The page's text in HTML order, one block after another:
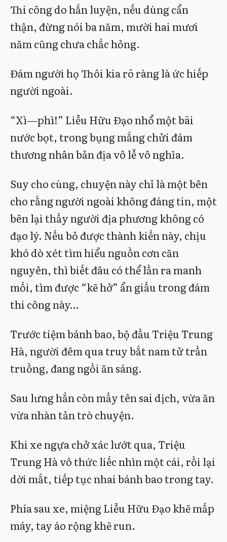
Thi công do hắn luyện, nếu dùng cẩn
thận, đừng nói ba năm, mười hai mươi
năm cũng chưa chắc hỏng.
Đám người họ Thôi kia rõ ràng là ức hiếp
người ngoài.
“Xì—phì!” Liễu Hữu Đạo nhổ một bãi
nước bọt, trong bụng mắng chửi đám
thương nhân bản địa vô lễ vô nghĩa.
Suy cho cùng, chuyện này chỉ là một bên
cho rằng người ngoài không đáng tin, một
bên lại thấy người địa phương không có
đạo lý. Nếu bỏ được thành kiến này, chịu
khó dò xét tìm hiểu nguồn cơn căn
nguyên, thì biết đâu có thể lần ra manh
mối, tìm được “kẽ hở” ẩn giấu trong đám
thi công này…
Trước tiệm bánh bao, bộ đầu Triệu Trung
Hà, người đêm qua truy bắt nam tử trần
truồng, đang ngồi ăn sáng.
Sau lưng hắn còn mấy tên sai dịch, vừa ăn
vừa nhàn tản trò chuyện.
Khi xe ngựa chở xác lướt qua, Triệu
Trung Hà vô thức liếc nhìn một cái, rồi lại
dời mắt, tiếp tục nhai bánh bao trong tay.
Phía sau xe, miệng Liễu Hữu Đạo khẽ mấp
máy, tay áo rộng khẽ run.